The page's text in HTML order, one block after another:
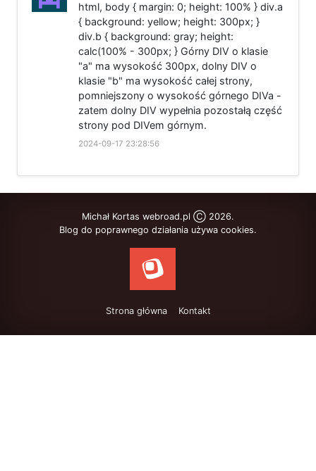
html, body { margin: 0; height: 100% } div.a
{ background: yellow; height: 300px; }
div.b { background: gray; height:
calc(100% - 300px; } Górny DIV o klasie
"a" ma wysokość 300px, dolny DIV o
klasie "b" ma wysokość całej strony,
pomniejszony o wysokość górnego DIVa -
zatem dolny DIV wypełnia pozostałą część
strony pod DIVem górnym.
2024-09-17 23:28:56
Michał Kortas webroad.pl Ⓒ 2026.
Blog do poprawnego działania używa cookies.
Strona główna Kontakt